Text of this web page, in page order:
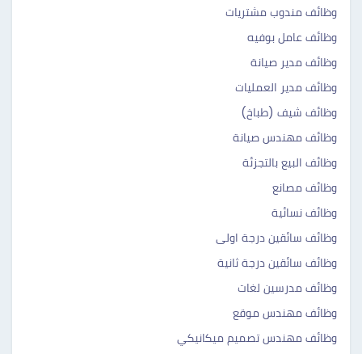
وظائف مندوب مشتريات
وظائف عامل بوفيه
وظائف مدير صيانة
وظائف مدير العمليات
وظائف شيف (طباخ)
وظائف مهندس صيانة
وظائف البيع بالتجزئة
وظائف مصانع
وظائف نسائية
وظائف سائقين درجة اولى
وظائف سائقين درجة ثانية
وظائف مدرسين لغات
وظائف مهندس موقع
وظائف مهندس تصميم ميكانيكي